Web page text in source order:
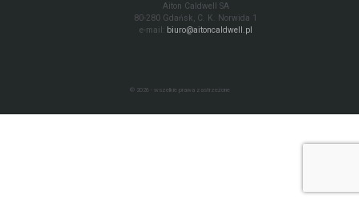
Aiton Caldwell SA
80-280 Gdańsk, C. K. Norwida 1
e-mail:
biuro@aitoncaldwell.pl
© 2026 - wszelkie prawa zastrzeżone